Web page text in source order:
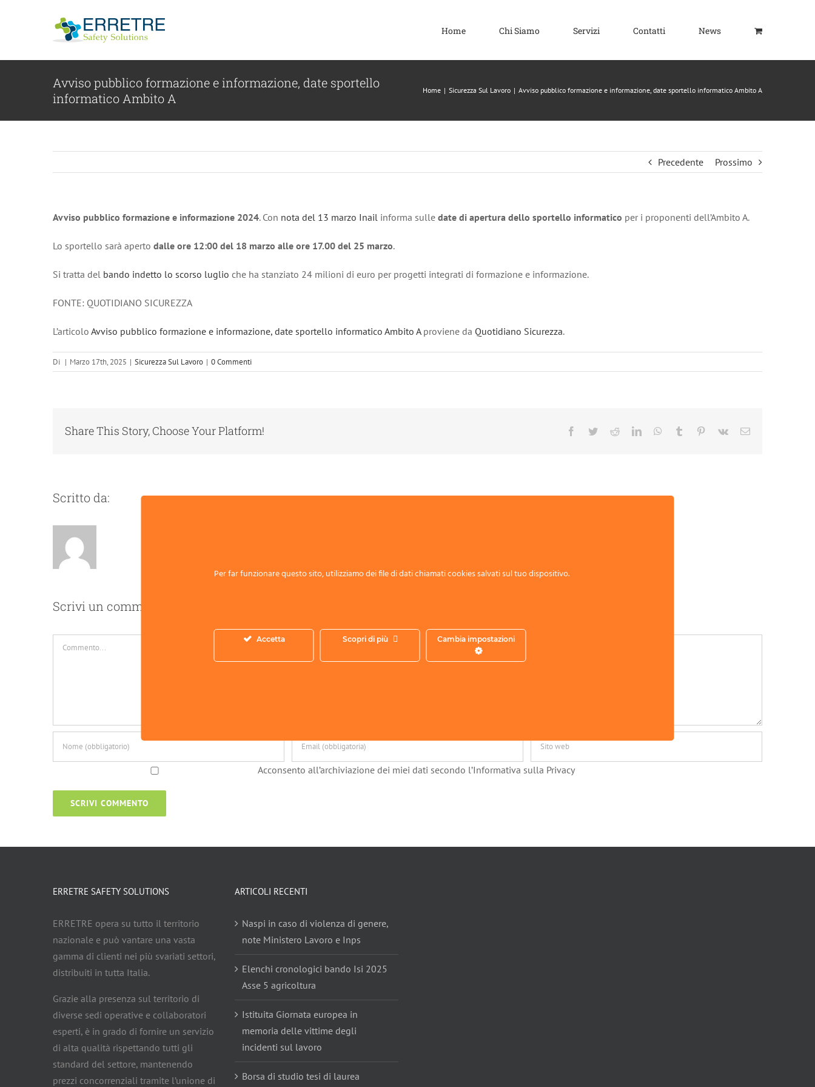
Home Chi Siamo Servizi Contatti News
Avviso pubblico formazione e informazione, date sportello
informatico Ambito A
Home | Sicurezza Sul Lavoro | Avviso pubblico formazione e informazione, date sportello informatico Ambito A
Precedente Prossimo
Avviso pubblico formazione e informazione 2024. Con nota del 13 marzo Inail informa sulle date di apertura dello sportello informatico per i proponenti dell’Ambito A.
Lo sportello sarà aperto dalle ore 12:00 del 18 marzo alle ore 17.00 del 25 marzo.
Si tratta del bando indetto lo scorso luglio che ha stanziato 24 milioni di euro per progetti integrati di formazione e informazione.
FONTE: QUOTIDIANO SICUREZZA
L’articolo Avviso pubblico formazione e informazione, date sportello informatico Ambito Aproviene da Quotidiano Sicurezza.
Di | Marzo 17th, 2025 | Sicurezza Sul Lavoro | 0 Commenti
Share This Story, Choose Your Platform! Facebook
TwitterRedditLinkedInWhatsApp
Tumblr Pinterest
Vk Email
Scritto da:
Scrivi un commento
Acconsento all’archiviazione dei miei dati secondo l’Informativa sulla Privacy
ERRETRE SAFETY SOLUTIONS
ERRETRE opera su tutto il territorio
nazionale e può vantare una vasta
gamma di clienti nei più svariati settori,
distribuiti in tutta Italia.
Grazie alla presenza sul territorio di
diverse sedi operative e collaboratori
esperti, è in grado di fornire un servizio
di alta qualità rispettando tutti gli
standard del settore, mantenendo
prezzi concorrenziali tramite l’unione di
ARTICOLI RECENTI
Naspi in caso di violenza di genere,
note Ministero Lavoro e Inps
Elenchi cronologici bando Isi 2025
Asse 5 agricoltura
Istituita Giornata europea in
memoria delle vittime degli
incidenti sul lavoro
Borsa di studio tesi di laurea
Per far funzionare questo sito, utilizziamo dei file di dati chiamati cookies salvati sul tuo dispositivo.
Accetta Scopri di più Cambia impostazioni